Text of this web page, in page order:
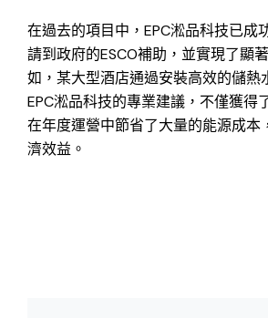
在過去的項目中，EPC淞品科技已成
請到政府的ESCO補助，並實現了顯
如，某大型酒店通過安裝高效的儲熱
EPC淞品科技的專業建議，不僅獲得
在年度運營中節省了大量的能源成本
濟效益。